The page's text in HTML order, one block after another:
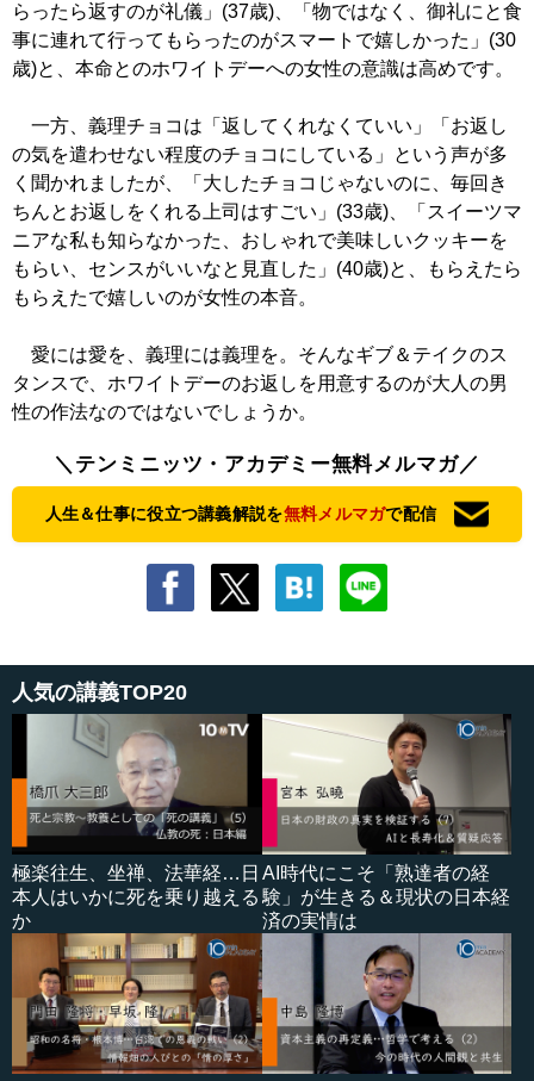
らったら返すのが礼儀」(37歳)、「物ではなく、御礼にと食
事に連れて行ってもらったのがスマートで嬉しかった」(30
歳)と、本命とのホワイトデーへの女性の意識は高めです。
一方、義理チョコは「返してくれなくていい」「お返し
の気を遣わせない程度のチョコにしている」という声が多
く聞かれましたが、「大したチョコじゃないのに、毎回き
ちんとお返しをくれる上司はすごい」(33歳)、「スイーツマ
ニアな私も知らなかった、おしゃれで美味しいクッキーを
もらい、センスがいいなと見直した」(40歳)と、もらえたら
もらえたで嬉しいのが女性の本音。
愛には愛を、義理には義理を。そんなギブ＆テイクのス
タンスで、ホワイトデーのお返しを用意するのが大人の男
性の作法なのではないでしょうか。
＼テンミニッツ・アカデミー無料メルマガ／
人生＆仕事に役立つ講義解説を無料メルマガで配信
人気の講義TOP20
極楽往生、坐禅、法華経…日
本人はいかに死を乗り越える
か
AI時代にこそ「熟達者の経
験」が生きる＆現状の日本経
済の実情は